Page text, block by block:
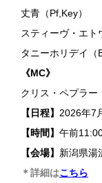
丈青（Pf,Key）
スティーヴ・エト
タニーホリデイ（
《MC》
クリス・ペプラー
【日程】 2026年7
【時間】 午前
【会場】 新潟県湯
＊詳細はこちら